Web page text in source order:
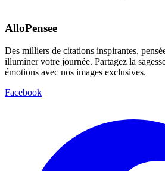
AlloPensee
Des milliers de citations inspirantes,
illuminer votre journée. Partagez la
émotions avec nos images exclusives.
Facebook